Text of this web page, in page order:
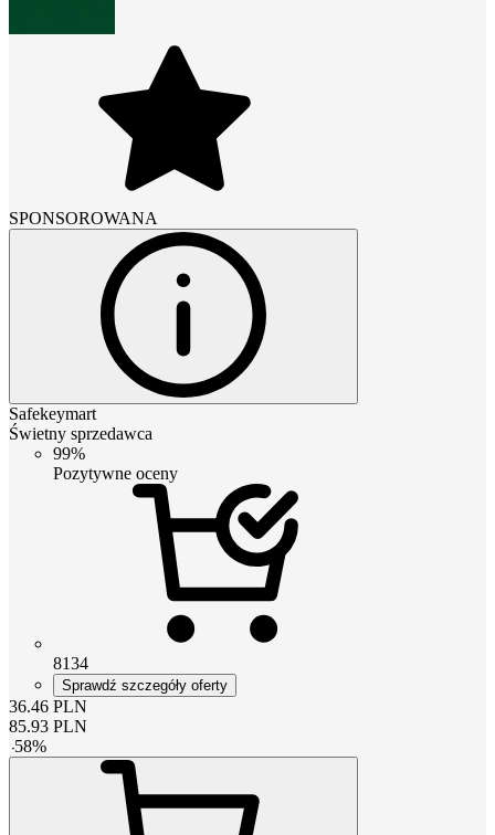
SPONSOROWANA
Safekeymart
Świetny sprzedawca
99%
Pozytywne oceny
8134
Sprawdź szczegóły oferty
36.46 PLN
85.93 PLN
-58%